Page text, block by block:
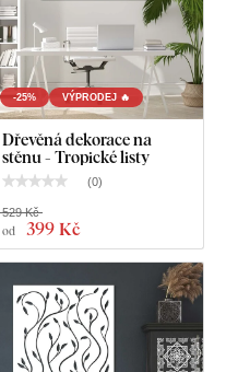
-25% VÝPRODEJ 🔥
Dřevěná dekorace na
stěnu - Tropické listy
(0)
od 399 Kč
529 Kč